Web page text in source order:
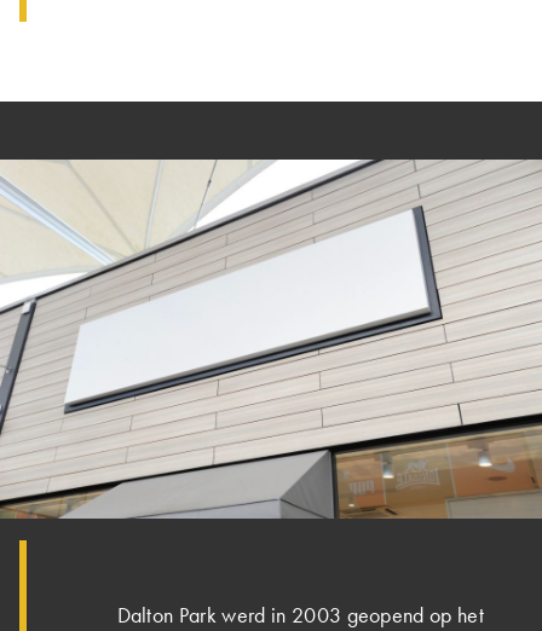
Dalton Park werd in 2003 geopend op het